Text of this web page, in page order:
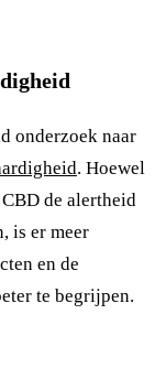
onderzoek naar
. Hoewel
de alertheid
is er meer
en de
te begrijpen.